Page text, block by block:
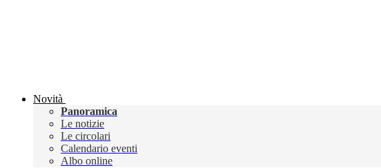
Novità
Panoramica
Le notizie
Le circolari
Calendario eventi
Albo online